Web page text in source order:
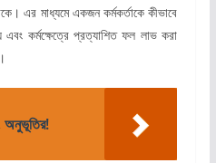
এর মাধ্যমে একজন কর্মকর্তাকে কীভাবে
কর্মক্ষেত্রে প্রত্যাশিত ফল লাভ করা
অনুভূতির!